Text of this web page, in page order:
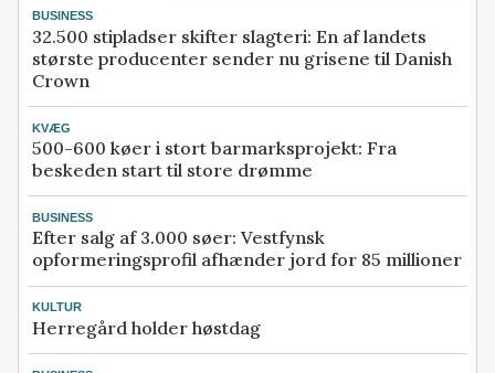
BUSINESS
32.500 stipladser skifter slagteri: En af landets
største producenter sender nu grisene til Danish
Crown
KVÆG
500-600 køer i stort barmarksprojekt: Fra
beskeden start til store drømme
BUSINESS
Efter salg af 3.000 søer: Vestfynsk
opformeringsprofil afhænder jord for 85 millioner
KULTUR
Herregård holder høstdag